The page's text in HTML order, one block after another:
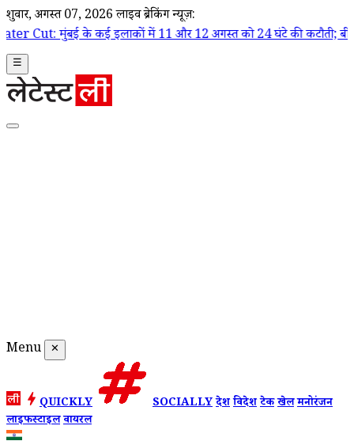
शुक्रवार, अगस्त 07, 2026 लाइव ब्रेकिंग न्यूज़:
में 11 और 12 अगस्त को 24 घंटे की कटौती; बीएमसी ने जारी की
☰
Menu ✕
QUICKLY SOCIALLYदेशविदेशटेकखेलमनोरंजन
लाइफस्टाइलवायरल